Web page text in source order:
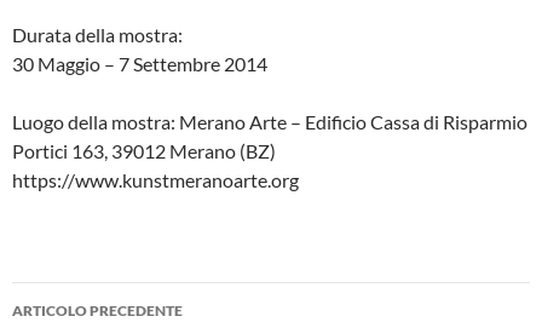
Durata della mostra:
30 Maggio – 7 Settembre 2014
Luogo della mostra: Merano Arte – Edificio Cassa di Risparmio
Portici 163, 39012 Merano (BZ)
https://www.kunstmeranoarte.org
Navigazione
ARTICOLO PRECEDENTE